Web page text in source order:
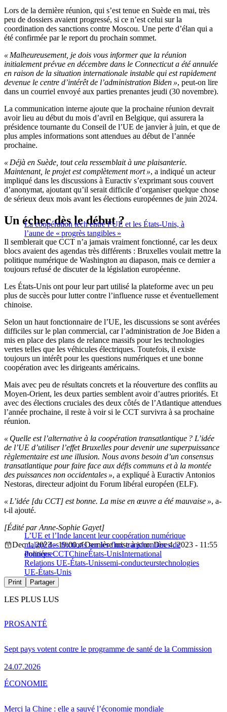
Lors de la dernière réunion, qui s’est tenue en Suède en mai, très
peu de dossiers avaient progressé, si ce n’est celui sur la
coordination des sanctions contre Moscou. Une perte d’élan qui a
été confirmée par le report du prochain sommet.
« Malheureusement, je dois vous informer que la réunion
initialement prévue en décembre dans le Connecticut a été annulée
en raison de la situation internationale instable qui est rapidement
devenue le centre d’intérêt de l’administration Biden », peut-on lire
dans un courriel envoyé aux parties prenantes jeudi (30 novembre).
La communication interne ajoute que la prochaine réunion devrait
avoir lieu au début du mois d’avril en Belgique, qui assurera la
présidence tournante du Conseil de l’UE de janvier à juin, et que de
plus amples informations sont attendues au début de l’année
prochaine.
« Déjà en Suède, tout cela ressemblait à une plaisanterie.
Maintenant, le projet est complètement mort », a indiqué un acteur
impliqué dans les discussions à Euractiv s’exprimant sous couvert
d’anonymat, ajoutant qu’il serait difficile d’organiser quelque chose
de sérieux deux mois avant les élections européennes de juin 2024.
La coopération tech entre l’UE et les États-Unis, à
l’aune de « progrès tangibles »
Un échec dès le début ?
Il semblerait que CCT n’a jamais vraiment fonctionné, car les deux
blocs avaient des agendas très différents : Bruxelles voulait mettre la
politique numérique de Washington au diapason, mais ce dernier a
toujours refusé de discuter de la législation européenne.
Les États-Unis ont pour leur part utilisé la plateforme avec un peu
plus de succès pour lutter contre l’influence russe et éventuellement
chinoise.
Selon un haut fonctionnaire de l’UE, les discussions se sont avérées
difficiles sur le plan commercial, car l’administration de Joe Biden a
mis en place des plans de relance massifs pour les technologies
vertes telles que les véhicules électriques. Toutefois, il existe
toujours un intérêt pour les questions numériques et une bonne
coopération avec les dirigeants américains.
Mais avec peu de résultats concrets et la réouverture des conflits au
Moyen-Orient, les deux parties semblent avoir d’autres priorités. Et
avec des élections cruciales des deux côtés de l’Atlantique attendues
l’année prochaine, il reste à voir si le CCT survivra à sa prochaine
réunion.
« Quelle est l’alternative à la coopération transatlantique ? L’idée
de l’UE d’utiliser l’effet Bruxelles pour devenir une superpuissance
règlementaire est une illusion. Nous avons besoin d’un consensus
transatlantique pour faire face aux défis communs et à la montée
des puissances non occidentales », a expliqué à Euractiv Antonios
Nestoras, directeur adjoint du Forum libéral européen (ELF).
« L’idée [du CCT] est bonne. La mise en œuvre a été mauvaise », a-
t-il ajouté.
L’UE et l’Inde lancent leur coopération numérique
malgré des frictions sur les flux transfrontières de
données
[Édité par Anne-Sophie Gayet]
Dec 1, 2023 - 19:00
Dernière mise à jour: Dec 4, 2023 - 11:55
PolitiqueCCTChineÉtats-UnisInternational
Relations UE-États-Unissemi-conducteurstechnologies
UE-États-Unis
Print Partager
LES PLUS LUS
Sept pays votent contre le programme de santé de la Commission
24.07.2026
PROSANTÉ
Merci la Chine : elle a sauvé l’économie mondiale
ÉCONOMIE